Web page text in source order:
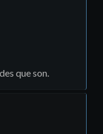
que son.